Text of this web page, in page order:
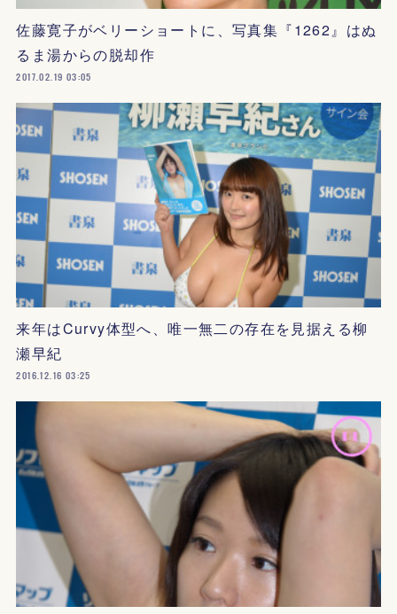
佐藤寛子がベリーショートに、写真集『1262』はぬ
るま湯からの脱却作
2017.02.19 03:05
来年はCurvy体型へ、唯一無二の存在を見据える柳
瀬早紀
2016.12.16 03:25